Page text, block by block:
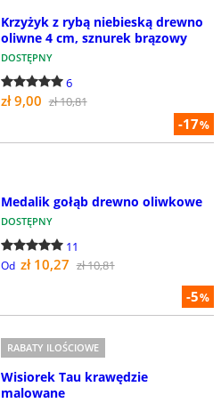
-17%
Krzyżyk z rybą niebieską drewno
oliwne 4 cm, sznurek brązowy
DOSTĘPNY
6
zł 9,00 zł 10,81
-5%
Medalik gołąb drewno oliwkowe
DOSTĘPNY
11
Od zł 10,27 zł 10,81
RABATY ILOŚCIOWE
Wisiorek Tau krawędzie
malowane